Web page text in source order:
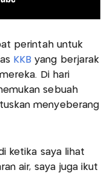
perintah untuk
KKB yang berjarak
Di hari
sebuah
menyeberang
ketika saya lihat
air, saya juga ikut